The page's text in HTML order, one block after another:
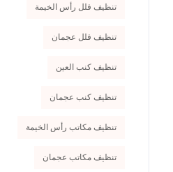
تنظيف فلل رأس الخيمة
تنظيف فلل عجمان
تنظيف كنب العين
تنظيف كنب عجمان
تنظيف مكاتب رأس الخيمة
تنظيف مكاتب عجمان